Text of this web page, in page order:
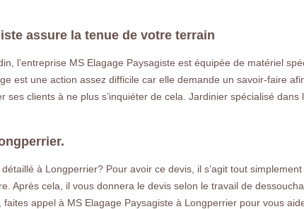
LA RÉFÉRENCE EN
devis gratuit rapide.
assure la tenue de votre terrain
l’entreprise MS Elagage Paysagiste est équipée de matériel
est une action assez difficile car elle demande un savoir-faire
ses clients à ne plus s’inquiéter de cela. Jardinier spécialisé
à Longperrier? Pour avoir ce devis, il s’agit tout
Après cela, il vous donnera le devis selon le travail de
appel à MS Elagage Paysagiste à Longperrier pour vous